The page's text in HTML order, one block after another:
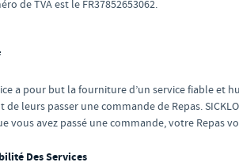
de TVA est le FR37852653062.
a pour but la fourniture d’un service fiable et
de leurs passer une commande de Repas.
vous avez passé une commande, votre Repas
Des Services